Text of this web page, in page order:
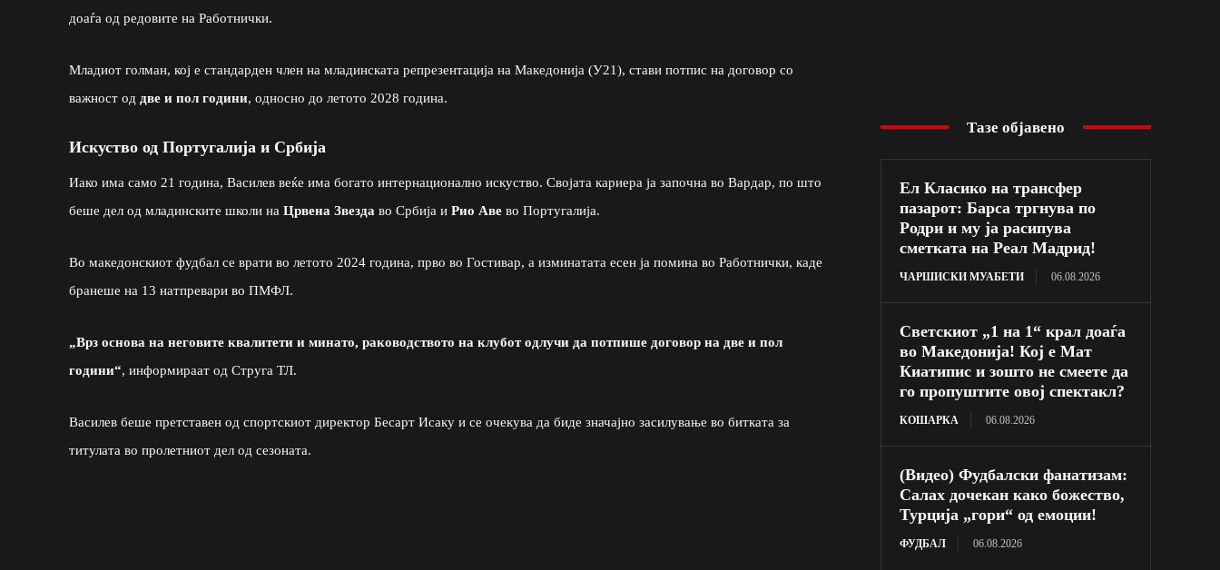
доаѓа од редовите на Работнички.
Младиот голман, кој е стандарден член на младинската репрезентација на Македонија (У21), стави потпис на договор со
важност од две и пол години, односно до летото 2028 година.
Искуство од Португалија и Србија
Иако има само 21 година, Василев веќе има богато интернационално искуство. Својата кариера ја започна во Вардар, по што
беше дел од младинските школи на Црвена Звезда во Србија и Рио Аве во Португалија.
Во македонскиот фудбал се врати во летото 2024 година, прво во Гостивар, а изминатата есен ја помина во Работнички, каде
бранеше на 13 натпревари во ПМФЛ.
„Врз основа на неговите квалитети и минато, раководството на клубот одлучи да потпише договор на две и пол
години“, информираат од Струга ТЛ.
Василев беше претставен од спортскиот директор Бесарт Исаку и се очекува да биде значајно засилување во битката за
титулата во пролетниот дел од сезоната.
Тазе објавено
Ел Класико на трансфер
пазарот: Барса тргнува по
Родри и му ја расипува
сметката на Реал Мадрид!
ЧАРШИСКИ МУАБЕТИ 06.08.2026
Светскиот „1 на 1“ крал доаѓа
во Македонија! Кој е Мат
Киатипис и зошто не смеете да
го пропуштите овој спектакл?
КОШАРКА 06.08.2026
(Видео) Фудбалски фанатизам:
Салах дочекан како божество,
Турција „гори“ од емоции!
ФУДБАЛ 06.08.2026